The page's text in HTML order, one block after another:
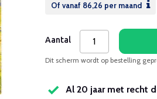
Of vanaf 86,26 per maand
Aantal
Dit scherm wordt op bestelling
Al 20 jaar met recht